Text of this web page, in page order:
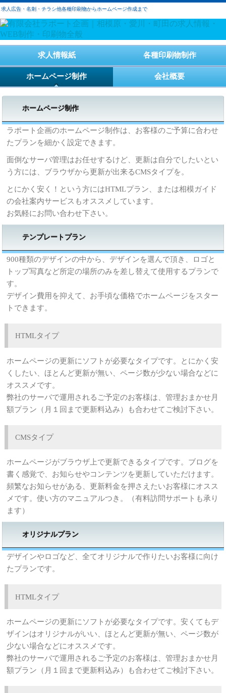
求人広告・名刺・チラシ他各種印刷物からホームページ作成まで
求人情報紙 各種印刷物制作
ホームページ制作 会社概要
ホームページ制作
ラポート企画のホームページ制作は、お客様のご予算に合わせ
たプランを細かく設定できます。
面倒なサーバ管理はお任せするけど、更新は自分でしたいとい
う方には、ブラウザから更新が出来るCMSタイプを。
とにかく安く！という方にはHTMLプラン、または相模ガイド
の会社案内サービスもオススメしています。
お気軽にお問い合わせ下さい。
テンプレートプラン
900種類のデザインの中から、デザインを選んで頂き、ロゴと
トップ写真など所定の場所のみを差し替えて使用するプランで
す。
デザイン費用を抑えて、お手頃な価格でホームページをスター
トできます。
HTMLタイプ
ホームページの更新にソフトが必要なタイプです。とにかく安
くしたい、ほとんど更新が無い、ページ数が少ない場合などに
オススメです。
弊社のサーバで運用されるご予定のお客様は、管理おまかせ月
額プラン（月１回まで更新料込み）も合わせてご検討下さい。
CMSタイプ
ホームページがブラウザ上で更新できるタイプです。ブログを
書く感覚で、お知らせやコンテンツを更新していただけます。
頻繁なお知らせがある、更新料金を押さえたいお客様にオスス
メです。使い方のマニュアルつき。（有料訪問サポートも承り
ます）
オリジナルプラン
デザインやロゴなど、全てオリジナルで作りたいお客様に向け
たプランです。
HTMLタイプ
ホームページの更新にソフトが必要なタイプです。安くてもデ
ザインはオリジナルがいい、ほとんど更新が無い、ページ数が
少ない場合などにオススメです。
弊社のサーバで運用されるご予定のお客様は、管理おまかせ月
額プラン（月１回まで更新料込み）も合わせてご検討下さい。